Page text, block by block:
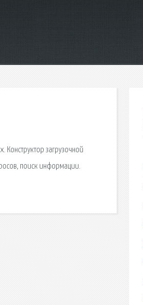
Конструктор загрузочной
поиск информации.